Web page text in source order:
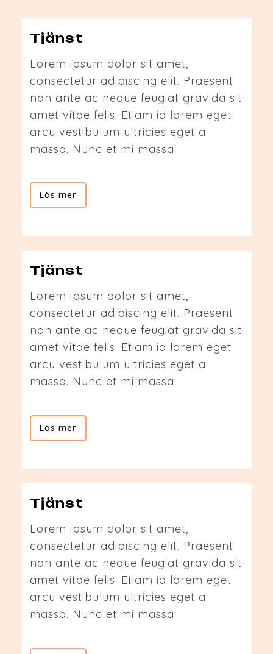
Tjänst
Lorem ipsum dolor sit amet,
consectetur adipiscing elit. Praesent
non ante ac neque feugiat gravida sit
amet vitae felis. Etiam id lorem eget
arcu vestibulum ultricies eget a
massa. Nunc et mi massa.
Läs mer
Tjänst
Lorem ipsum dolor sit amet,
consectetur adipiscing elit. Praesent
non ante ac neque feugiat gravida sit
amet vitae felis. Etiam id lorem eget
arcu vestibulum ultricies eget a
massa. Nunc et mi massa.
Läs mer
Tjänst
Lorem ipsum dolor sit amet,
consectetur adipiscing elit. Praesent
non ante ac neque feugiat gravida sit
amet vitae felis. Etiam id lorem eget
arcu vestibulum ultricies eget a
massa. Nunc et mi massa.